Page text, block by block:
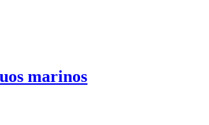
marinos